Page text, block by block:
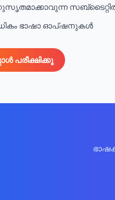
ഭാഷാ ഓപ്ഷനുകൾ
പരീക്ഷിക്കൂ